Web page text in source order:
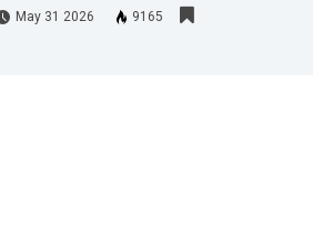
May 31 2026 9165